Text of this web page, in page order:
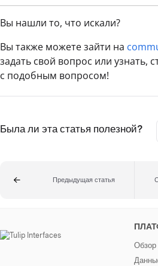
Вы нашли то, что искали?
Вы также можете зайти на
задать свой вопрос или узнать,
с подобным вопросом!
Была ли эта статья полезной?
Предыдущая статья